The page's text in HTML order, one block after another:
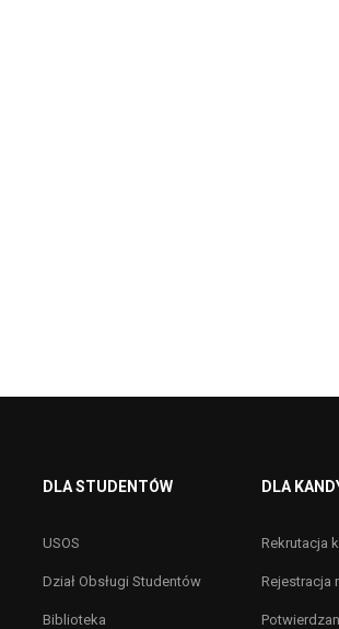
DLA STUDENTÓW
USOS
Dział Obsługi Studentów
Biblioteka
DLA
Rekrutacja
Rejestracja